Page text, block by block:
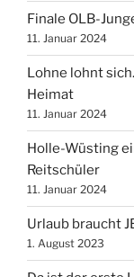
Finale OLB-
11. Januar 2024
Lohne lohnt
Heimat
11. Januar 2024
Holle-Wüsting
Reitschüler
11. Januar 2024
Urlaub braucht
1. August 2023